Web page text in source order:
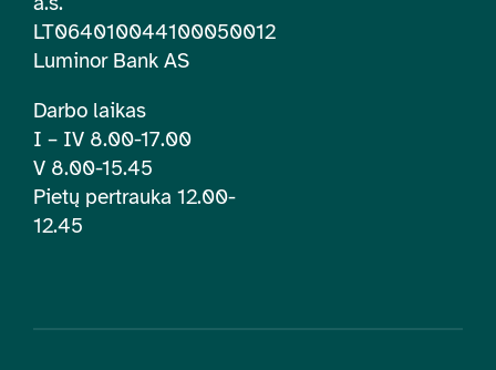
LT064010044100050012
Luminor Bank AS
Darbo laikas
I – IV 8.00-17.00
V 8.00-15.45
Pietų pertrauka 12.00-
12.45